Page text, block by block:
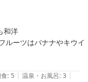
ではございますが、ま
越しをスタッフ一同心
和洋
ルーツはバナナやキウイ
好きの方が写真を撮っ
泊しました 日曜日に部
: 5 | 温泉・お風呂: 3 |